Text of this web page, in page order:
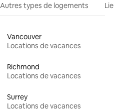
Autres types de logements
Vancouver
Locations de vacances
Richmond
Locations de vacances
Surrey
Locations de vacances